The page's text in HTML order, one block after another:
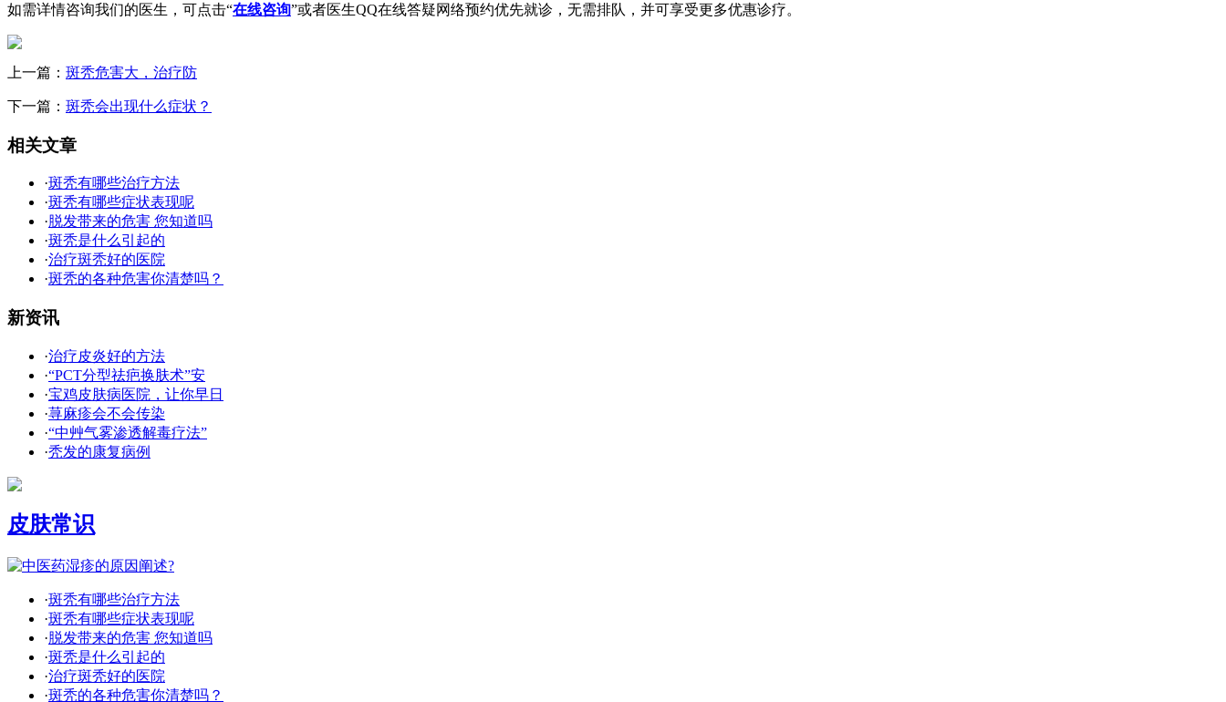
如需详情咨询我们的医生，可点击“在线咨询”或者医生QQ在线答疑网络预约优先就诊，无需排队，并可享受更多优惠诊疗。
上一篇： 斑秃危害大，治疗防
下一篇： 斑秃会出现什么症状？
相关文章
·斑秃有哪些治疗方法
·斑秃有哪些症状表现呢
·脱发带来的危害 您知道吗
·斑秃是什么引起的
·治疗斑秃好的医院
·斑秃的各种危害你清楚吗？
新资讯
·治疗皮炎好的方法
·“PCT分型祛疤换肤术”安
·宝鸡皮肤病医院，让你早日
·荨麻疹会不会传染
·“中艸气雾渗透解毒疗法”
·秃发的康复病例
皮肤常识
·斑秃有哪些治疗方法
·斑秃有哪些症状表现呢
·脱发带来的危害 您知道吗
·斑秃是什么引起的
·治疗斑秃好的医院
·斑秃的各种危害你清楚吗？